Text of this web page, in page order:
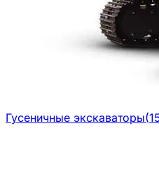
Гусеничные экскаваторы(